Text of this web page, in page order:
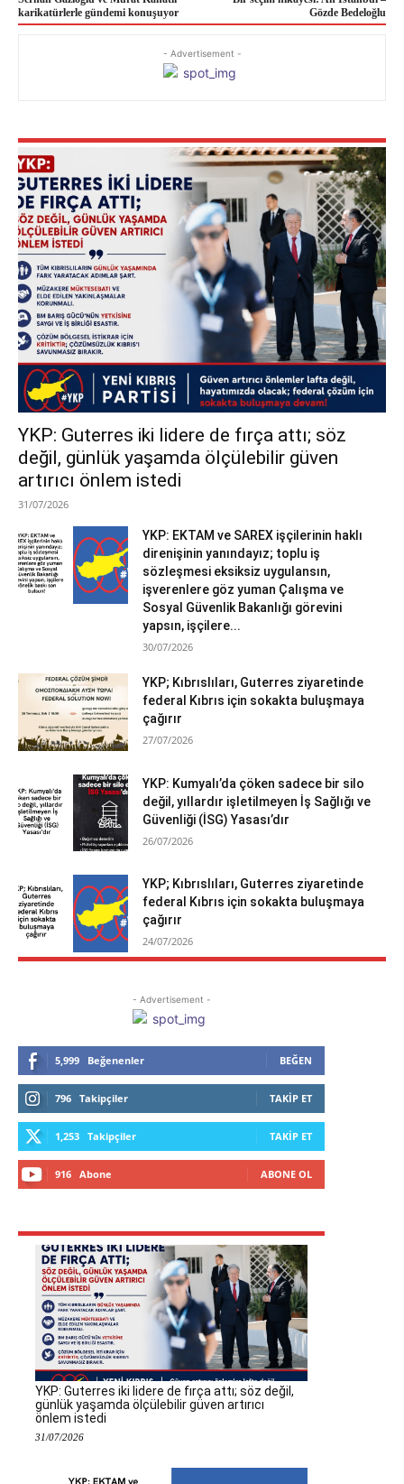
karikatürlerle gündemi konuşuyor
Gözde Bedeloğlu
- Advertisement -
YKP: Guterres iki lidere de fırça attı; söz
değil, günlük yaşamda ölçülebilir güven
artırıcı önlem istedi
31/07/2026
YKP: EKTAM ve SAREX işçilerinin haklı
direnişinin yanındayız; toplu iş
sözleşmesi eksiksiz uygulansın,
işverenlere göz yuman Çalışma ve
Sosyal Güvenlik Bakanlığı görevini
yapsın, işçilere...
30/07/2026
YKP; Kıbrıslıları, Guterres ziyaretinde
federal Kıbrıs için sokakta buluşmaya
çağırır
27/07/2026
YKP: Kumyalı’da çöken sadece bir silo
değil, yıllardır işletilmeyen İş Sağlığı ve
Güvenliği (İSG) Yasası’dır
26/07/2026
YKP; Kıbrıslıları, Guterres ziyaretinde
federal Kıbrıs için sokakta buluşmaya
çağırır
24/07/2026
- Advertisement -
5,999 Beğenenler BEĞEN
796 Takipçiler TAKIP ET
1,253 Takipçiler TAKIP ET
916 Abone ABONE OL
YKP: Guterres iki lidere de fırça attı; söz değil,
günlük yaşamda ölçülebilir güven artırıcı
önlem istedi
31/07/2026